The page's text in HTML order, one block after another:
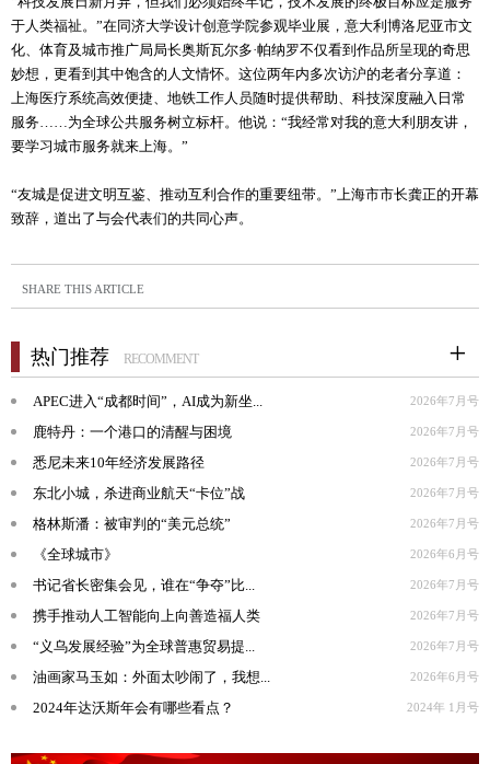
于人类福祉。”在同济大学设计创意学院参观毕业展，意大利博洛尼亚市文
化、体育及城市推广局局长奥斯瓦尔多·帕纳罗不仅看到作品所呈现的奇思
妙想，更看到其中饱含的人文情怀。这位两年内多次访沪的老者分享道：
上海医疗系统高效便捷、地铁工作人员随时提供帮助、科技深度融入日常
服务……为全球公共服务树立标杆。他说：“我经常对我的意大利朋友讲，
要学习城市服务就来上海。”
“友城是促进文明互鉴、推动互利合作的重要纽带。”上海市市长龚正的开幕
致辞，道出了与会代表们的共同心声。
SHARE THIS ARTICLE
热门推荐 RECOMMENT
APEC进入“成都时间”，AI成为新坐... 2026年7月号
鹿特丹：一个港口的清醒与困境 2026年7月号
悉尼未来10年经济发展路径 2026年7月号
东北小城，杀进商业航天“卡位”战 2026年7月号
格林斯潘：被审判的“美元总统” 2026年7月号
《全球城市》 2026年6月号
书记省长密集会见，谁在“争夺”比... 2026年7月号
携手推动人工智能向上向善造福人类 2026年7月号
“义乌发展经验”为全球普惠贸易提... 2026年7月号
油画家马玉如：外面太吵闹了，我想... 2026年6月号
2024年达沃斯年会有哪些看点？ 2024年 1月号